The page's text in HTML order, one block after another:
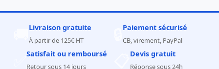
Livraison gratuite
À partir de 125€ HT
Paiement sécurisé
CB, virement, PayPal
Satisfait ou remboursé
Retour sous 14 jours
Devis gratuit
Réponse sous 24h